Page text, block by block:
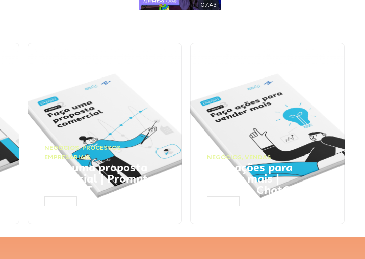
07:43
NEGÓCIOS,PROCESSOS
EMPRESARIAIS
Faça uma proposta
comercial | Prompts
ChatGPT
NEGÓCIOS, VENDAS
Faça ações para
vender mais |
Prompts ChatGPT